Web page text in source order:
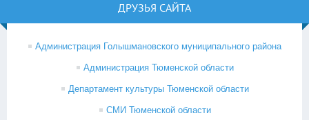
ДРУЗЬЯ САЙТА
Администрация Голышмановского муниципального района
Администрация Тюменской области
Департамент культуры Тюменской области
СМИ Тюменской области